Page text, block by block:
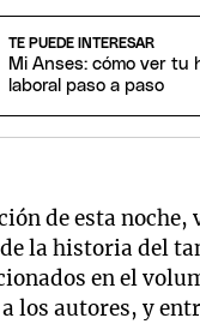
TE PUEDE INTERESAR
Mi Anses: cómo ver tu
laboral paso a paso
de esta noche,
la historia del
en el
los autores, y